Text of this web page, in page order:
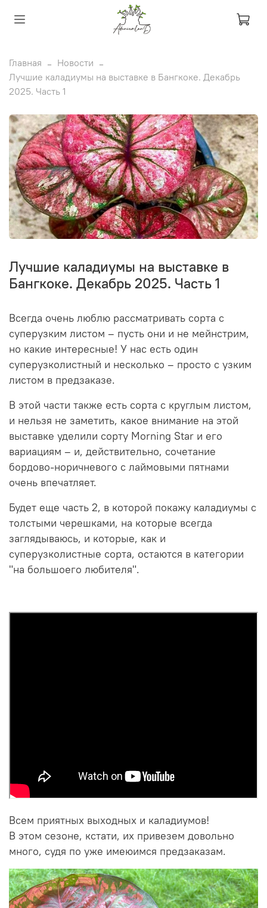
Главная
Новости
Лучшие каладиумы на выставке в Бангкоке. Декабрь
2025. Часть 1
Лучшие каладиумы на выставке в
Бангкоке. Декабрь 2025. Часть 1
Всегда очень люблю рассматривать сорта с
суперузким листом – пусть они и не мейнстрим,
но какие интересные! У нас есть один
суперузколистный и несколько – просто с узким
листом в предзаказе.
В этой части также есть сорта с круглым листом,
и нельзя не заметить, какое внимание на этой
выставке уделили сорту Morning Star и его
вариациям – и, действительно, сочетание
бордово-норичневого с лаймовыми пятнами
очень впечатляет.
Будет еще часть 2, в которой покажу каладиумы с
толстыми черешками, на которые всегда
заглядываюсь, и которые, как и
суперузколистные сорта, остаются в категории
"на большоего любителя".
Всем приятных выходных и каладиумов!
В этом сезоне, кстати, их привезем довольно
много, судя по уже имеюимся предзаказам.